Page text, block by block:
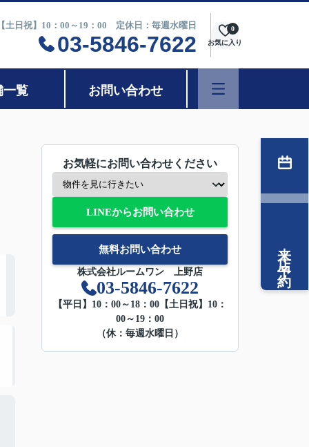
土日祝】10：00～19：00 定休日：毎週水曜日
03-5846-7622 お気に入り
0
一覧 お問い合わせ
お気軽にお問い合わせください
LINEからお問い合わせ
無料お問い合わせ
株式会社ルームワン 上野店
03-5846-7622
【平日】10：00～18：00【土日祝】10：
00～19：00
（休：毎週水曜日）
来店予約